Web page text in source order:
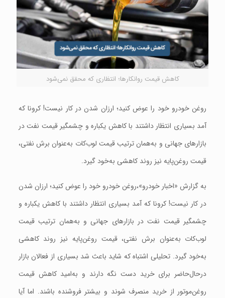
کاهش قیمت روانکارها؛ انتظاری که محقق نمی‌شود
روغن خودرو خود را عوض کنید؛ ارزان شدن در کار نیست! کرونا که
آمد بسیاری انتظار داشتند با کاهش یکباره و چشمگیر قیمت نفت در
بازارهای جهانی‌ و به‌همان ترتیب قیمت لوب‌کات به‌عنوان برش نفتی،‌
قیمت روغن‌پایه نیز روند کاهشی به‌خود گیرد.
به گزارش «اخبار خودرو​»،روغن خودرو خود را عوض کنید؛ ارزان شدن
در کار نیست! کرونا که آمد بسیاری انتظار داشتند با کاهش یکباره و
چشمگیر قیمت نفت در بازارهای جهانی‌ و به‌همان ترتیب قیمت
لوب‌کات به‌عنوان برش نفتی،‌ قیمت روغن‌پایه نیز روند کاهشی
به‌خود گیرد. تحلیلی اشتباه که شاید باعث شد بسیاری از فعالان بازار
درحال‌حاضر برای خرید دست نگه دارند و به‌امید کاهش قیمت
روغن‌موتور از خرید منصرف شوند و بیشتر فروشنده باشند. اما آیا